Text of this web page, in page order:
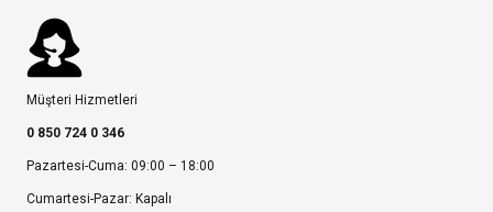
Müşteri Hizmetleri
0 850 724 0 346
Pazartesi-Cuma: 09:00 – 18:00
Cumartesi-Pazar: Kapalı